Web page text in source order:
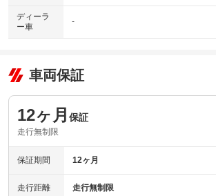
ディーラ
ー車
-
車両保証
12ヶ月 保証
走行無制限
保証期間 12ヶ月
走行距離 走行無制限